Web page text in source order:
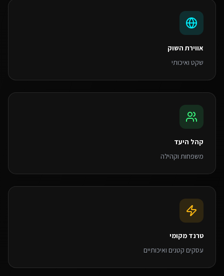
אווירת השוק
שקט ואיכותי
קהל היעד
משפחות וקהילה
טרנד מקומי
עסקים קטנים ואיכותיים